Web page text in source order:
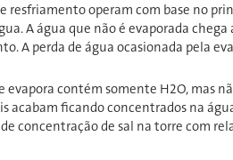
resfriamento operam com base no
A água que não é evaporada
A perda de água ocasionada pela
evapora contém somente H2O, mas
acabam ficando concentrados na
concentração de sal na torre com